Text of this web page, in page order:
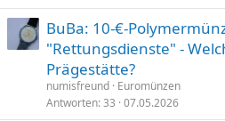
BuBa: 10-€-
"Rettungsdienste" -
Prägestätte?
numisfreund Euromünzen
Antworten 33 07.05.2026